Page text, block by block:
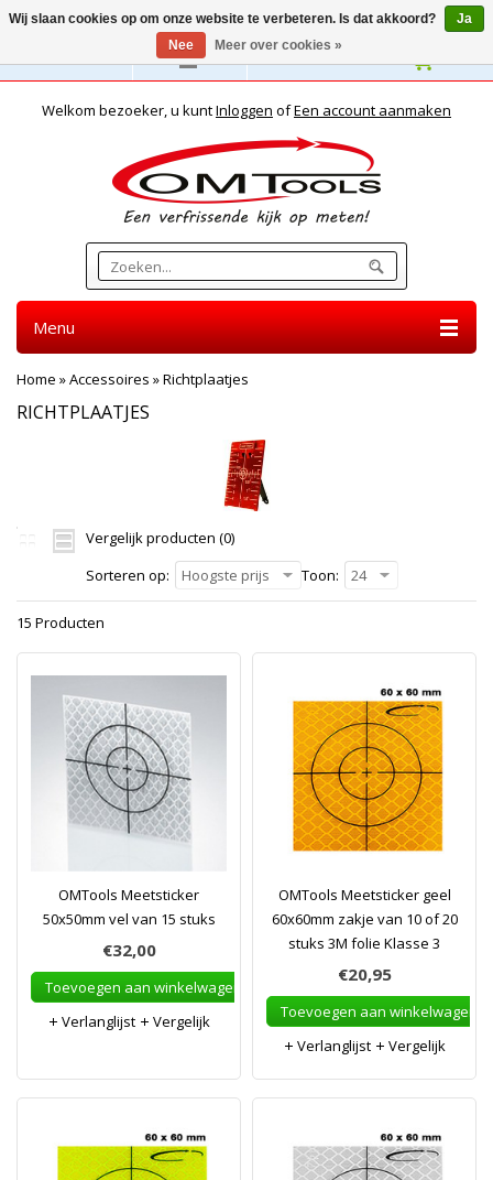
Nederlands
Welkom bezoeker, u kuntInloggen ofEen account aanmaken
Menu
Home »Accessoires »Richtplaatjes
RICHTPLAATJES
Vergelijk producten (0)
Sorteren op:
Hoogste prijs Toon: 24
15 Producten
OMTools Meetsticker
50x50mm vel van 15 stuks
€32,00
Toevoegen aan winkelwagen
Verlanglijst
Vergelijk
OMTools Meetsticker geel
60x60mm zakje van 10 of 20
stuks 3M folie Klasse 3
€20,95
Toevoegen aan winkelwagen
Verlanglijst
Vergelijk
Wij slaan cookies op om onze website te verbeteren. Is dat akkoord?
Ja
Nee
Meer over cookies »